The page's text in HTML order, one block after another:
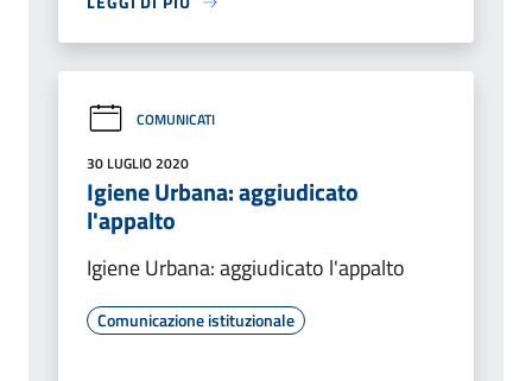
COMUNICATI
30 LUGLIO 2020
Igiene Urbana: aggiudicato
l'appalto
Igiene Urbana: aggiudicato l'appalto
Comunicazione istituzionale